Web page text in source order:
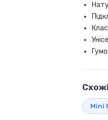
Mini